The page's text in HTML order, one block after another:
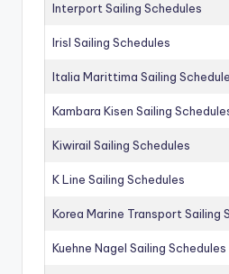
Interport Sailing Schedules
Irisl Sailing Schedules
Italia Marittima Sailing
Kambara Kisen Sailing
Kiwirail Sailing Schedules
K Line Sailing Schedules
Korea Marine Transport Sailing
Kuehne Nagel Sailing Schedules